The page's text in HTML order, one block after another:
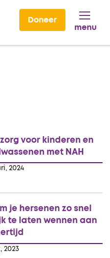
Doneer
menu
2024
voor kinderen en
met NAH
2023
je hersenen zo snel
te laten wennen aan